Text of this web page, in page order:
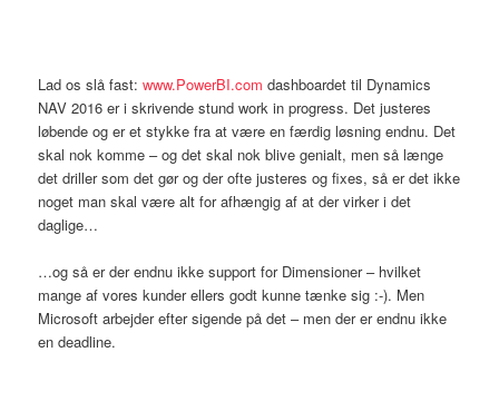
Lad os slå fast:www.PowerBI.com dashboardet til Dynamics
NAV 2016 er i skrivende stund work in progress. Det justeres
løbende og er et stykke fra at være en færdig løsning endnu. Det
skal nok komme – og det skal nok blive genialt, men så længe
det driller som det gør og der ofte justeres og fixes, så er det ikke
noget man skal være alt for afhængig af at der virker i det
daglige…
…og så er der endnu ikke support for Dimensioner – hvilket
mange af vores kunder ellers godt kunne tænke sig :-). Men
Microsoft arbejder efter sigende på det – men der er endnu ikke
en deadline.